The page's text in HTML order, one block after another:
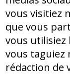
vous visitiez
que vous
vous utilisiez
vous taguiez
rédaction de